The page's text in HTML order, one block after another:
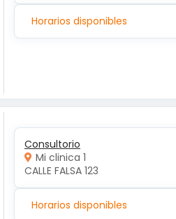
Horarios disponibles
Consultorio
Mi clinica 1
CALLE FALSA 123
Horarios disponibles